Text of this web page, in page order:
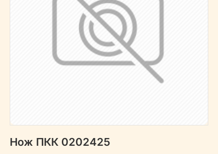
Нож ПКК 0202425